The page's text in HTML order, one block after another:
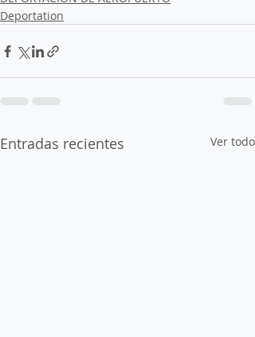
Deportation
Entradas recientes Ver todo